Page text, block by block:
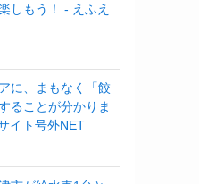
しもう！ - えふえ
に、まもなく「餃
ることが分かりま
イト号外NET